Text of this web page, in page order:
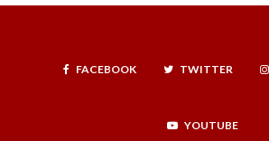
FACEBOOK TWITTER
YOUTUBE